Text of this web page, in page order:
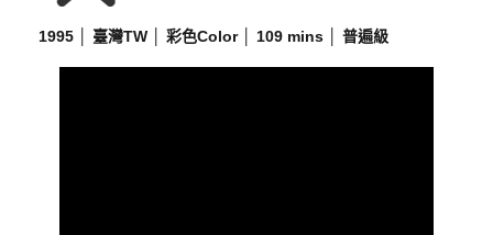
1995 │ 臺灣TW │ 彩色Color │ 109 mins │ 普遍級